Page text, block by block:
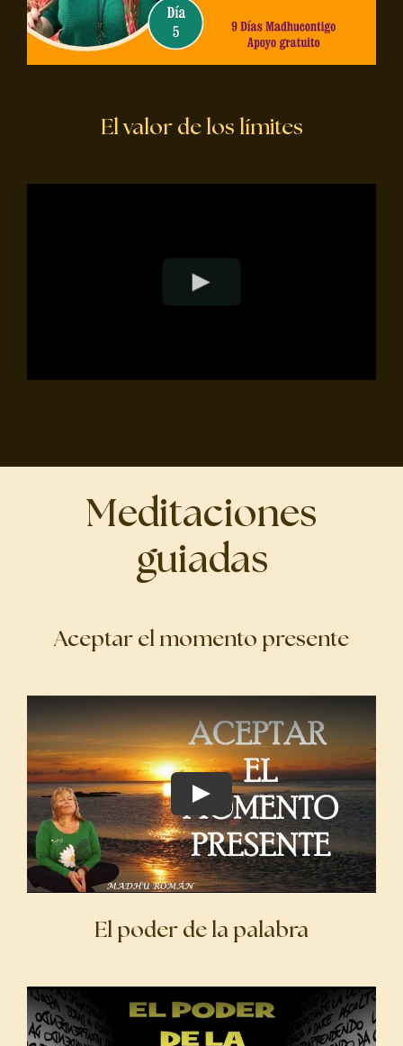
El valor de los límites
Meditaciones
guiadas
Aceptar el momento presente
El poder de la palabra